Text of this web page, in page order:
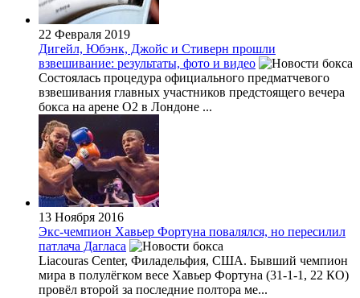
22 Февраля 2019
Дигейл, Юбэнк, Джойс и Стиверн прошли
взвешивание: результаты, фото и видео
Состоялась процедура официального предматчевого
взвешивания главных участников предстоящего вечера
бокса на арене О2 в Лондоне ...
13 Ноября 2016
Экс-чемпион Хавьер Фортуна повалялся, но пересилил
патлача Дагласа
Liacouras Center, Филадельфия, США. Бывший чемпион
мира в полулёгком весе Хавьер Фортуна (31-1-1, 22 КО)
провёл второй за последние полтора ме...